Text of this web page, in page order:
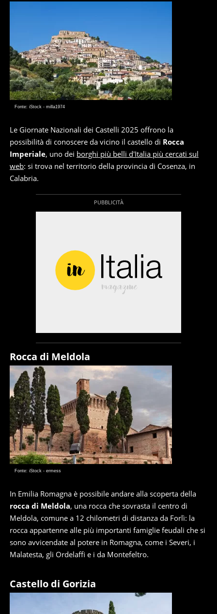
Fonte: iStock - milla1974
Le Giornate Nazionali dei Castelli 2025 offrono la
possibilità di conoscere da vicino il castello di Rocca
Imperiale, uno dei borghi più belli d'Italia più cercati sul
web: si trova nel territorio della provincia di Cosenza, in
Calabria.
Rocca di Meldola
Fonte: iStock - ermess
In Emilia Romagna è possibile andare alla scoperta della
rocca di Meldola, una rocca che sovrasta il centro di
Meldola, comune a 12 chilometri di distanza da Forlì: la
rocca appartenne alle più importanti famiglie feudali che si
sono avvicendate al potere in Romagna, come i Severi, i
Malatesta, gli Ordelaffi e i da Montefeltro.
Castello di Gorizia